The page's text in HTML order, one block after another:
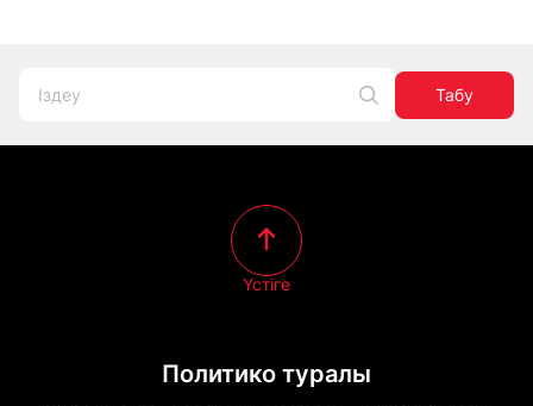
Табу
Политико туралы
Үстіге